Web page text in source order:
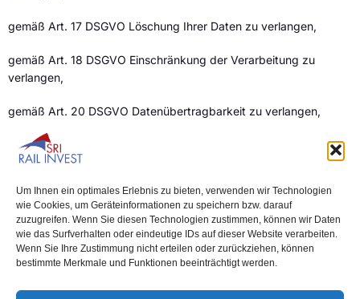
Um Ihnen ein optimales Erlebnis zu bieten, verwenden wir Technologien
wie Cookies, um Geräteinformationen zu speichern bzw. darauf
zuzugreifen. Wenn Sie diesen Technologien zustimmen, können wir Daten
wie das Surfverhalten oder eindeutige IDs auf dieser Website verarbeiten.
Wenn Sie Ihre Zustimmung nicht erteilen oder zurückziehen, können
bestimmte Merkmale und Funktionen beeinträchtigt werden.
gemäß Art. 17 DSGVO Löschung Ihrer Daten zu verlangen,
gemäß Art. 18 DSGVO Einschränkung der Verarbeitung zu
verlangen,
gemäß Art. 20 DSGVO Datenübertragbarkeit zu verlangen,
gemäß Art. 21 DSGVO Widerspruch gegen die Verarbeitung
einzulegen.
Bitte richten Sie Ihre Anfragen an: info@sri-rail-invest.de
5. Änderungen dieser Datenschutzerklärung
Wir behalten uns vor, diese Datenschutzerklärung bei